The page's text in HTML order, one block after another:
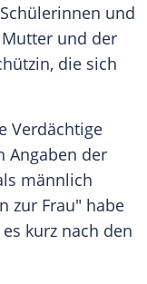
und
und der
die sich
Verdächtige
Angaben der
männlich
zur Frau" habe
kurz nach den